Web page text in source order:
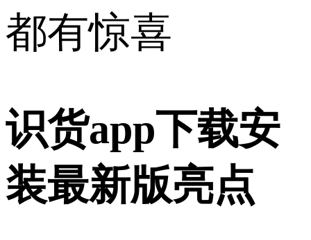
都有惊喜
识货app下载安
装最新版亮点